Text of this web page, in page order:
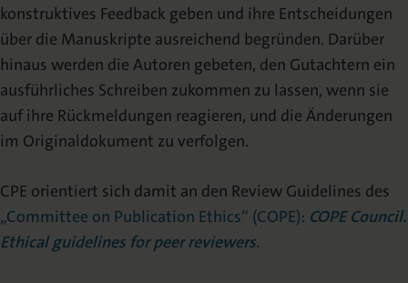
konstruktives Feedback geben und ihre Entscheidungen
über die Manuskripte ausreichend begründen. Darüber
hinaus werden die Autoren gebeten, den Gutachtern ein
ausführliches Schreiben zukommen zu lassen, wenn sie
auf ihre Rückmeldungen reagieren, und die Änderungen
im Originaldokument zu verfolgen.
CPE orientiert sich damit an den Review Guidelines des
„Committee on Publication Ethics“ (COPE): COPE Council.
Ethical guidelines for peer reviewers.